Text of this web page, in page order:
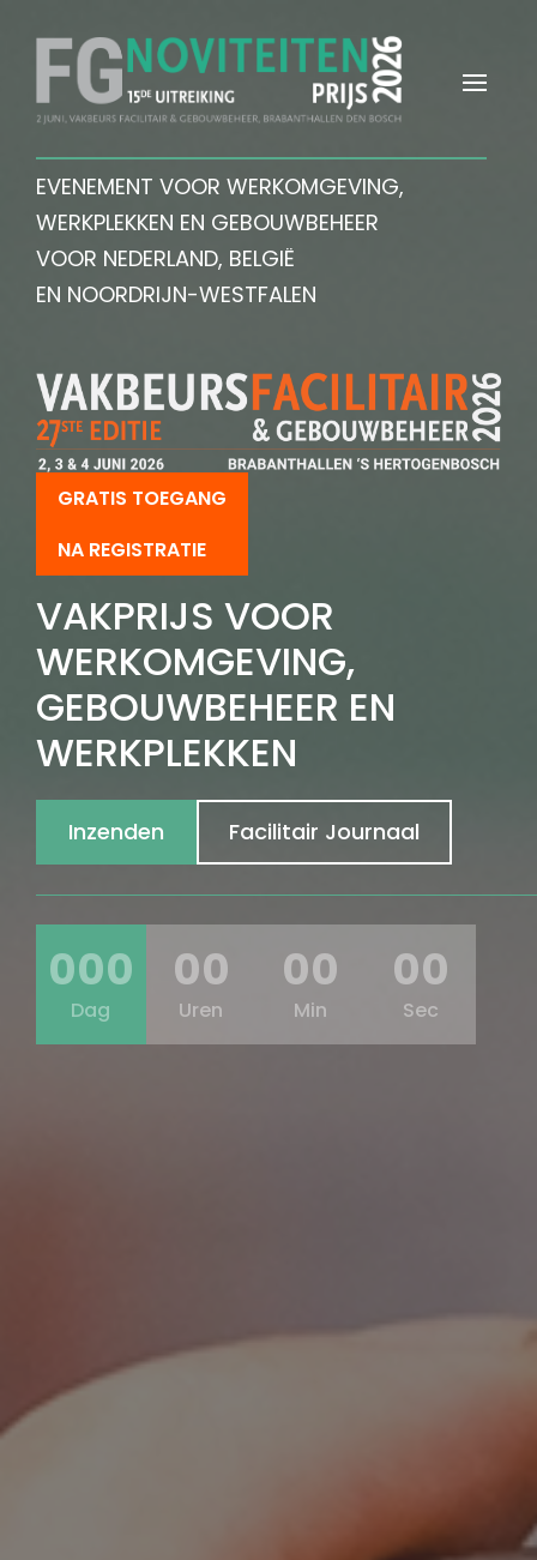
EVENEMENT VOOR WERKOMGEVING,
WERKPLEKKEN EN GEBOUWBEHEER
VOOR NEDERLAND, BELGIË
EN NOORDRIJN-WESTFALEN
GRATIS TOEGANG
NA REGISTRATIE
VAKPRIJS VOOR
WERKOMGEVING,
GEBOUWBEHEER EN
WERKPLEKKEN
Inzenden Facilitair Journaal
000
Dag
00
Uren
00
Min
00
Sec